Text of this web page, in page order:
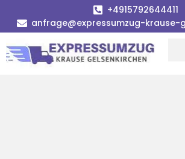
+4915792644411
anfrage@expressumzug-krause-